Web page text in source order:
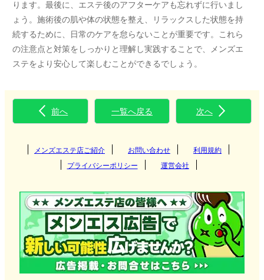
ります。最後に、エステ後のアフターケアも忘れずに行いまし
ょう。施術後の肌や体の状態を整え、リラックスした状態を持
続するために、日常のケアを怠らないことが重要です。これら
の注意点と対策をしっかりと理解し実践することで、メンズエ
ステをより安心して楽しむことができるでしょう。
前へ 一覧へ戻る 次へ
メンズエステ店ご紹介 お問い合わせ
利用規約
プライバシーポリシー
運営会社